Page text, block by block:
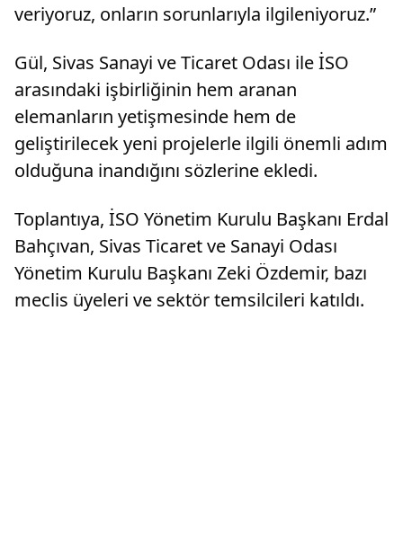
veriyoruz, onların sorunlarıyla ilgileniyoruz.”
Gül, Sivas Sanayi ve Ticaret Odası ile İSO
arasındaki işbirliğinin hem aranan
elemanların yetişmesinde hem de
geliştirilecek yeni projelerle ilgili önemli adım
olduğuna inandığını sözlerine ekledi.
Toplantıya, İSO Yönetim Kurulu Başkanı Erdal
Bahçıvan, Sivas Ticaret ve Sanayi Odası
Yönetim Kurulu Başkanı Zeki Özdemir, bazı
meclis üyeleri ve sektör temsilcileri katıldı.